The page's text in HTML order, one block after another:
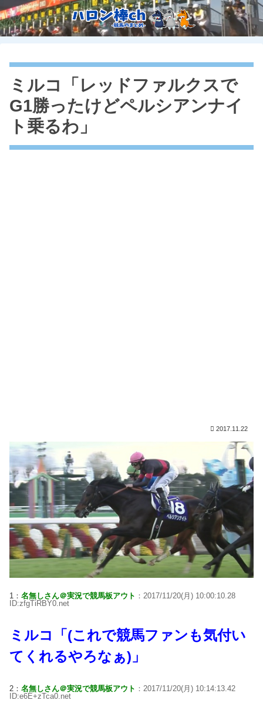
ミルコ「レッドファルクスで
G1勝ったけどペルシアンナイ
ト乗るわ」
2017.11.22
1： 名無しさん＠実況で競馬板アウト ：2017/11/20(月) 10:00:10.28
ID:zfgTiRBY0.net
ミルコ「(これで競馬ファンも気付い
てくれるやろなぁ)」
2： 名無しさん＠実況で競馬板アウト ：2017/11/20(月) 10:14:13.42
ID:e6E+zTca0.net